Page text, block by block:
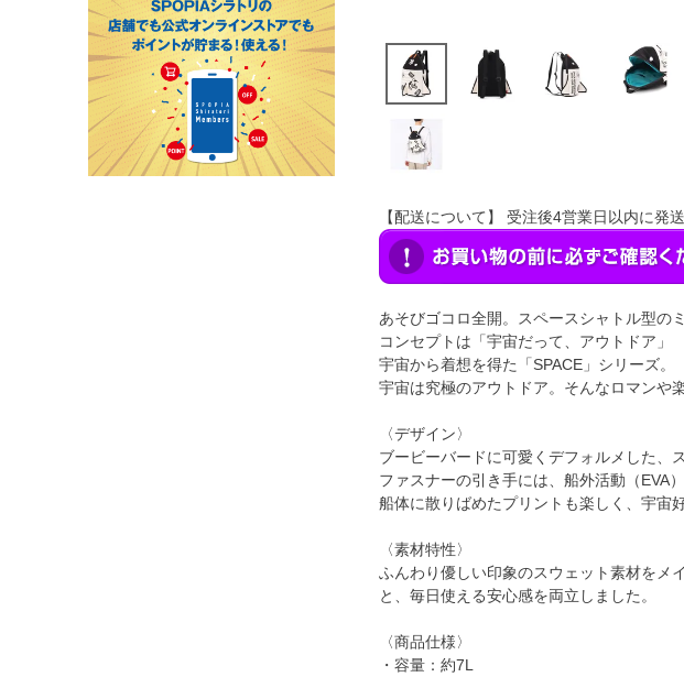
【配送について】 受注後4営業日以内に発
あそびゴコロ全開。スペースシャトル型の
コンセプトは「宇宙だって、アウトドア」
宇宙から着想を得た「SPACE」シリーズ。
宇宙は究極のアウトドア。そんなロマンや
〈デザイン〉
ブービーバードに可愛くデフォルメした、
ファスナーの引き手には、船外活動（EVA
船体に散りばめたプリントも楽しく、宇宙
〈素材特性〉
ふんわり優しい印象のスウェット素材をメ
と、毎日使える安心感を両立しました。
〈商品仕様〉
・容量：約7L